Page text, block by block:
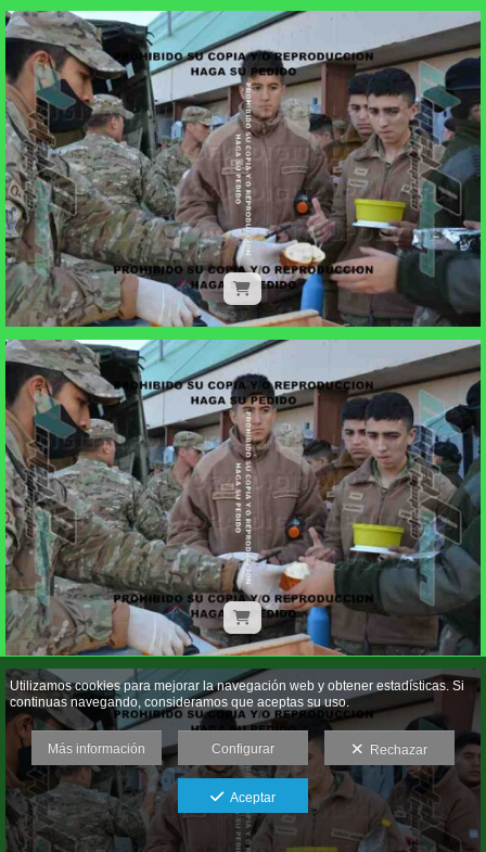
Utilizamos cookies para mejorar la navegación web y obtener estadísticas. Si
continuas navegando, consideramos que aceptas su uso.
Más información Configurar Rechazar
Aceptar